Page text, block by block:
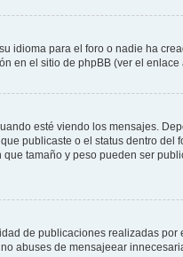
idioma para el foro o nadie ha
en el sitio de phpBB (ver el
esté viendo los mensajes.
publicaste o el status dentro
tamaño y peso pueden ser
de publicaciones realizadas
abuses de mensajeear